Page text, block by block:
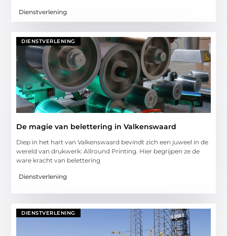
Dienstverlening
DIENSTVERLENING
De magie van belettering in Valkenswaard
Diep in het hart van Valkenswaard bevindt zich een juweel in de
wereld van drukwerk: Allround Printing. Hier begrijpen ze de
ware kracht van belettering
Dienstverlening
DIENSTVERLENING